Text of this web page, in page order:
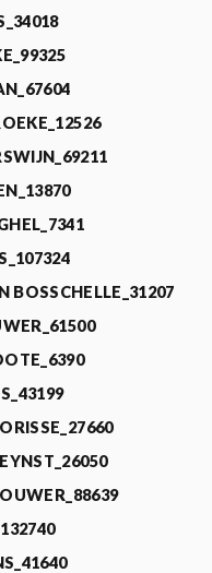
BOSSCHELLE_31207